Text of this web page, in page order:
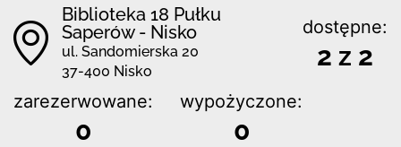
Biblioteka 18 Pułku
Saperów - Nisko
ul. Sandomierska 20
37-400 Nisko
dostępne:
2 z 2
zarezerwowane:
0
wypożyczone:
0